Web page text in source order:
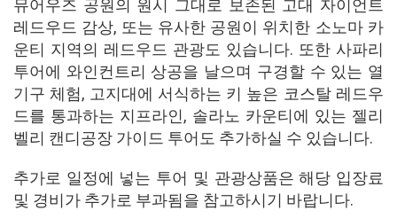
뮤어우즈 공원의 원시 그대로 보존된 고대 자이언트
레드우드 감상, 또는 유사한 공원이 위치한 소노마 카
운티 지역의 레드우드 관광도 있습니다. 또한 사파리
투어에 와인컨트리 상공을 날으며 구경할 수 있는 열
기구 체험, 고지대에 서식하는 키 높은 코스탈 레드우
드를 통과하는 지프라인, 솔라노 카운티에 있는 젤리
벨리 캔디공장 가이드 투어도 추가하실 수 있습니다.
추가로 일정에 넣는 투어 및 관광상품은 해당 입장료
및 경비가 추가로 부과됨을 참고하시기 바랍니다.